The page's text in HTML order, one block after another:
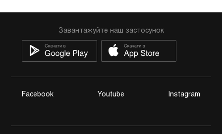
Завантажуйте наш застосунок
Facebook Youtube Instagram